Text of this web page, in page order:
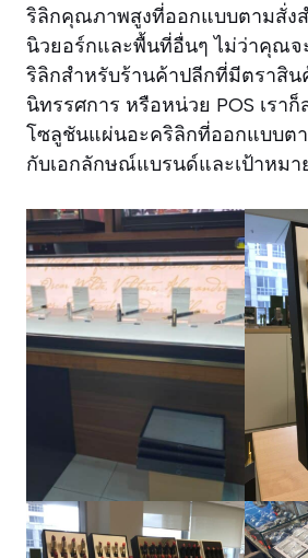
ริลิกคุณภาพสูงที่ออกแบบตามสั่ง
นิวยอร์กและพื้นที่อื่นๆ ไม่ว่าคุณจ
ริลิกสำหรับร้านค้าปลีกที่มีตราสิ
นิทรรศการ หรือหน่วย POS เรา
โซลูชันแผ่นอะคริลิกที่ออกแบบต
กับเอกลักษณ์แบรนด์และเป้าหม